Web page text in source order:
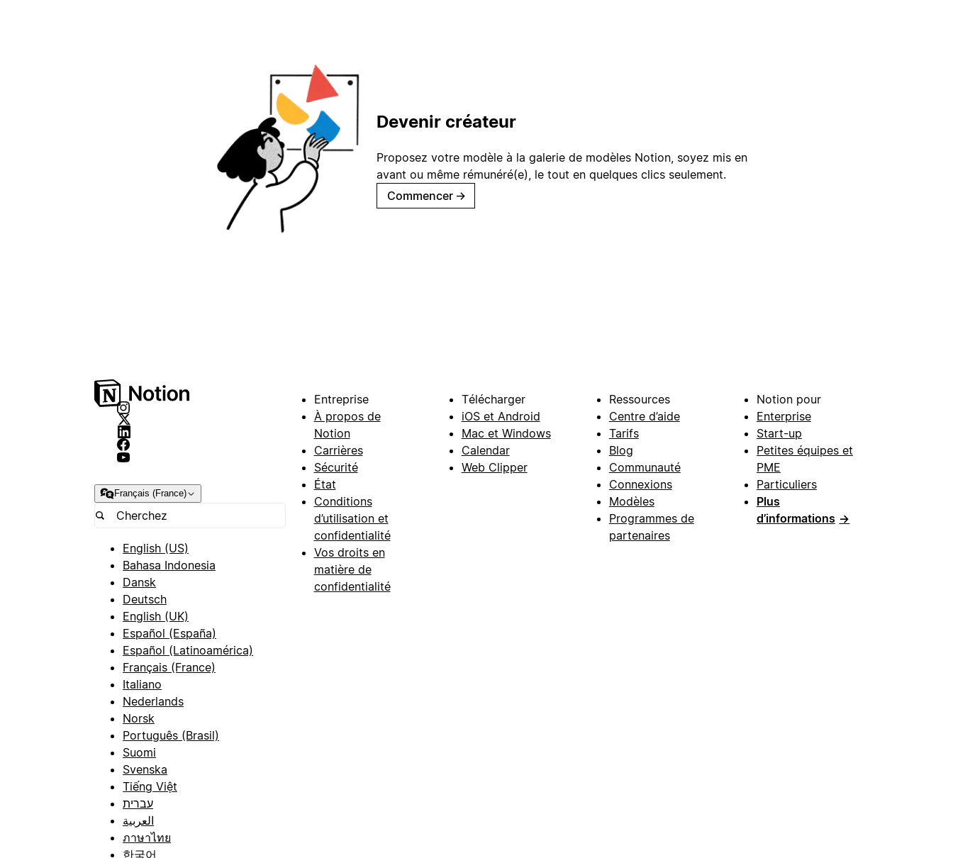
Devenir créateur
Proposez votre modèle à la galerie de modèles Notion, soyez mis en
avant ou même rémunéré(e), le tout en quelques clics seulement.
Commencer →
Français (France)
English (US)
Bahasa Indonesia
Dansk
Deutsch
English (UK)
Español (España)
Español (Latinoamérica)
Français (France)
Italiano
Nederlands
Norsk
Português (Brasil)
Suomi
Svenska
Tiếng Việt
עברית
العربية
ภาษาไทย
한국어
Entreprise
À propos de
Notion
Carrières
Sécurité
État
Conditions
d’utilisation et
confidentialité
Vos droits en
matière de
confidentialité
Télécharger
iOS et Android
Mac et Windows
Calendar
Web Clipper
Ressources
Centre d’aide
Tarifs
Blog
Communauté
Connexions
Modèles
Programmes de
partenaires
Notion pour
Enterprise
Start-up
Petites équipes et
PME
Particuliers
Plus
d’informations →